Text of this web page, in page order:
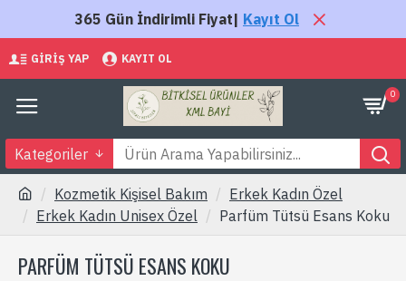
365 Gün İndirimli Fiyat| Kayıt Ol
GIRIŞ YAP KAYIT OL
0
Kategoriler
Kozmetik Kişisel Bakım
Erkek Kadın Özel
Erkek Kadın Unisex Özel
Parfüm Tütsü Esans Koku
PARFÜM TÜTSÜ ESANS KOKU